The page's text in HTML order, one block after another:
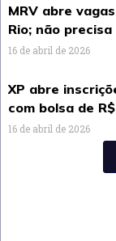
MRV abre
Rio; não
16 de abril de 2026
XP abre
com bolsa de
16 de abril de 2026